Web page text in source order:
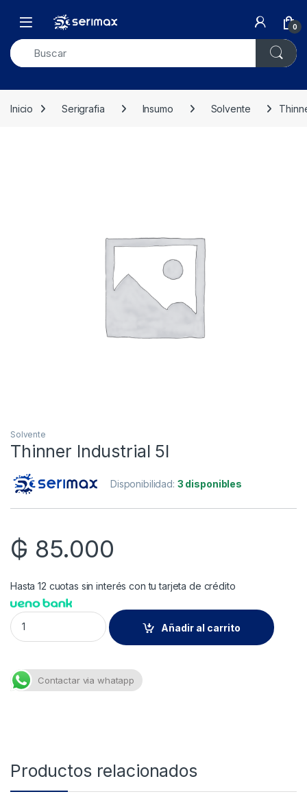
Open 0
Inicio Serigrafia Insumo Solvente
Solvente
Thinner Industrial 5l
Disponibilidad: 3 disponibles
₲ 85.000
Hasta 12 cuotas sin interés con tu tarjeta de crédito
Thinner Industrial 5l quantity
Añadir al carrito
Contactar via whatapp
Productos relacionados